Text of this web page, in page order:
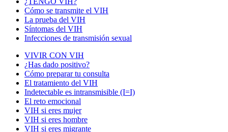
Cómo se transmite el VIH
La prueba del VIH
Síntomas del VIH
Infecciones de transmisión sexual
VIVIR CON VIH
¿Has dado positivo?
Cómo preparar tu consulta
El tratamiento del VIH
Indetectable es intransmisible (I=I)
El reto emocional
VIH si eres mujer
VIH si eres hombre
VIH si eres migrante